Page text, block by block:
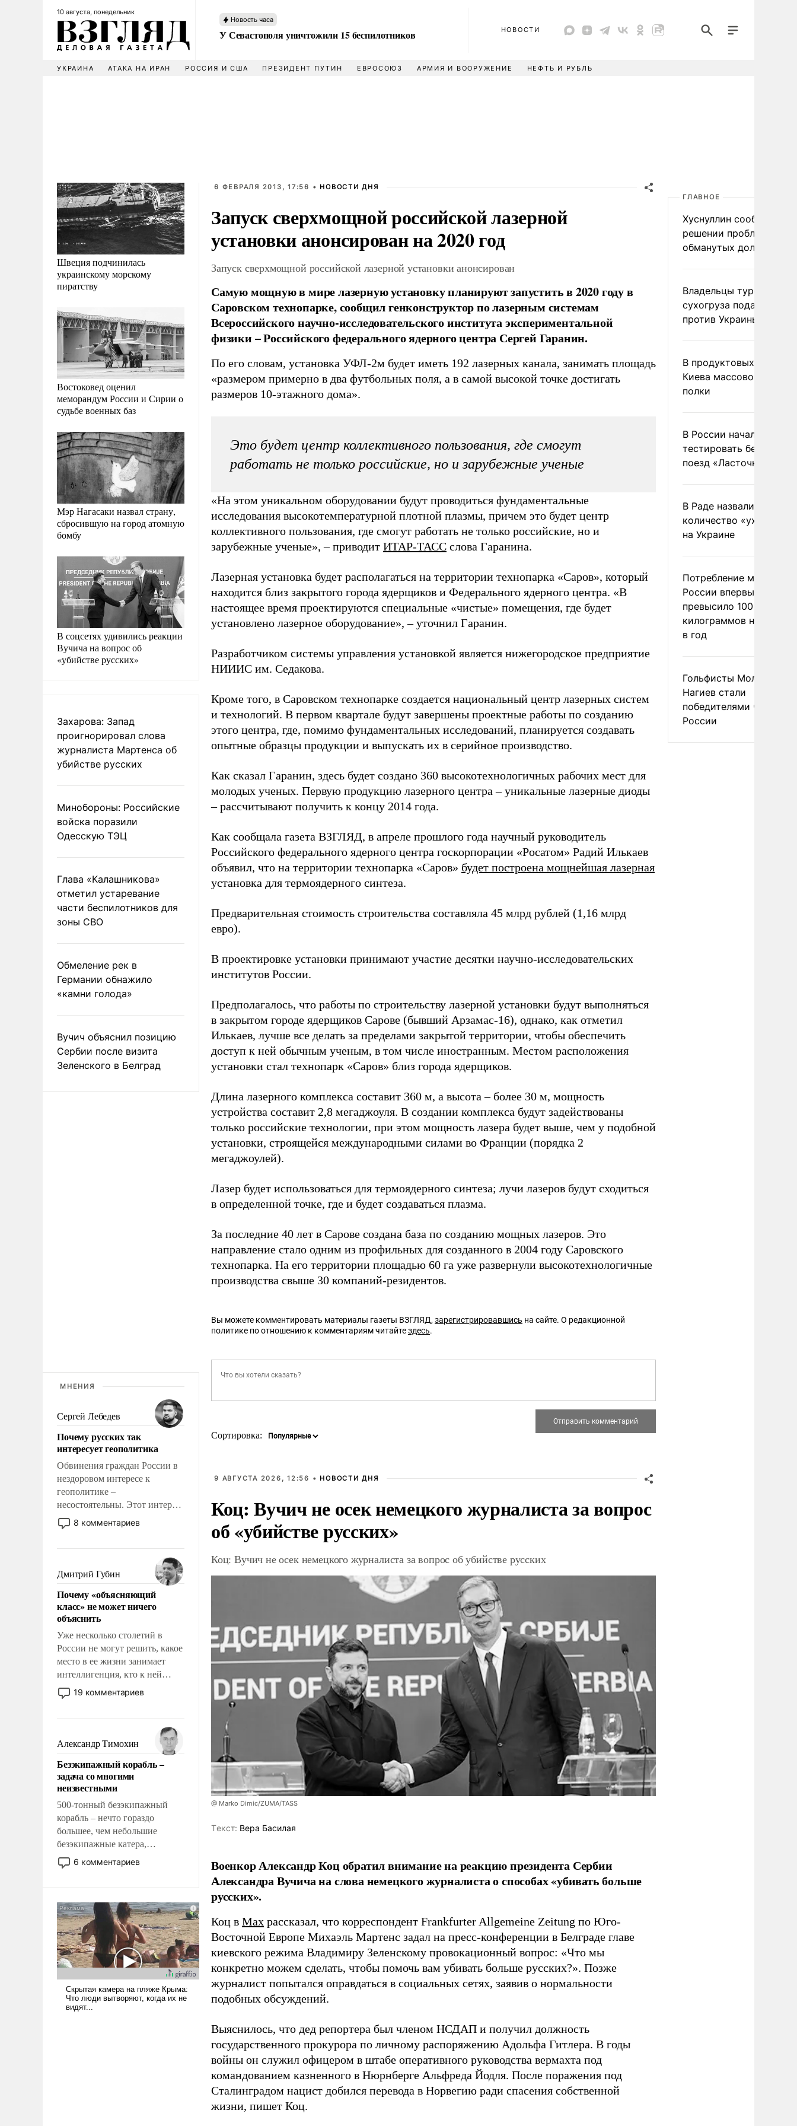
10 августа, понедельник
Новость часа
У Севастополя уничтожили 15 беспилотников НОВОСТИ
УКРАИНА АТАКА НА ИРАН РОССИЯ И США ПРЕЗИДЕНТ ПУТИН ЕВРОСОЮЗ АРМИЯ И ВООРУЖЕНИЕ НЕФТЬ И РУБЛЬ
Швеция подчинилась
украинскому морскому
пиратству
Востоковед оценил
меморандум России и Сирии о
судьбе военных баз
Мэр Нагасаки назвал страну,
сбросившую на город атомную
бомбу
В соцсетях удивились реакции
Вучича на вопрос об
«убийстве русских»
Захарова: Запад
проигнорировал слова
журналиста Мартенса об
убийстве русских
Минобороны: Российские
войска поразили
Одесскую ТЭЦ
Глава «Калашникова»
отметил устаревание
части беспилотников для
зоны СВО
Обмеление рек в
Германии обнажило
«камни голода»
Вучич объяснил позицию
Сербии после визита
Зеленского в Белград
МНЕНИЯ
Сергей Лебедев
Почему русских так
интересует геополитика
Обвинения граждан России в
нездоровом интересе к
геополитике –
несостоятельны. Этот интерес
рационален и прагматичен. Он
обусловлен тысячелетним
фундаментальным знанием,
что мировая политика имеет
свойство заявляться на порог
нашего дома.
8 комментариев
Дмитрий Губин
Почему «объясняющий
класс» не может ничего
объяснить
Уже несколько столетий в
России не могут решить, какое
место в ее жизни занимает
интеллигенция, кто к ней
принадлежит, а кого из нее
исключили с правом
чем она отличается от просто
образованных людей. Иногда
казалось, что эти вопросы
решены раз и навсегда, но –
нет, не решены.
19 комментариев
Александр Тимохин
Безэкипажный корабль –
задача со многими
неизвестными
500-тонный безэкипажный
корабль – нечто гораздо
большее, чем небольшие
безэкипажные катера,
применение которых уже
стало обыденностью. Задача по
и ее реализация радикально
поднимет наши боевые
возможности.
6 комментариев
6 ФЕВРАЛЯ 2013, 17:56 • НОВОСТИ ДНЯ
Запуск сверхмощной российской лазерной
установки анонсирован на 2020 год
Запуск сверхмощной российской лазерной установки анонсирован
Самую мощную в мире лазерную установку планируют запустить в 2020 году в
Саровском технопарке, сообщил генконструктор по лазерным системам
Всероссийского научно-исследовательского института экспериментальной
физики – Российского федерального ядерного центра Сергей Гаранин.
По его словам, установка УФЛ-2м будет иметь 192 лазерных канала, занимать площадь
«размером примерно в два футбольных поля, а в самой высокой точке достигать
размеров 10-этажного дома».
Это будет центр коллективного пользования, где смогут
работать не только российские, но и зарубежные ученые
«На этом уникальном оборудовании будут проводиться фундаментальные
исследования высокотемпературной плотной плазмы, причем это будет центр
коллективного пользования, где смогут работать не только российские, но и
зарубежные ученые», – приводит ИТАР-ТАСС слова Гаранина.
Лазерная установка будет располагаться на территории технопарка «Саров», который
находится близ закрытого города ядерщиков и Федерального ядерного центра. «В
настоящее время проектируются специальные «чистые» помещения, где будет
установлено лазерное оборудование», – уточнил Гаранин.
Разработчиком системы управления установкой является нижегородское предприятие
НИИИС им. Седакова.
Кроме того, в Саровском технопарке создается национальный центр лазерных систем
и технологий. В первом квартале будут завершены проектные работы по созданию
этого центра, где, помимо фундаментальных исследований, планируется создавать
опытные образцы продукции и выпускать их в серийное производство.
Как сказал Гаранин, здесь будет создано 360 высокотехнологичных рабочих мест для
молодых ученых. Первую продукцию лазерного центра – уникальные лазерные диоды
– рассчитывают получить к концу 2014 года.
Как сообщала газета ВЗГЛЯД, в апреле прошлого года научный руководитель
Российского федерального ядерного центра госкорпорации «Росатом» Радий Илькаев
объявил, что на территории технопарка «Саров» будет построена мощнейшая лазерная
установка для термоядерного синтеза.
Предварительная стоимость строительства составляла 45 млрд рублей (1,16 млрд
евро).
В проектировке установки принимают участие десятки научно-исследовательских
институтов России.
Предполагалось, что работы по строительству лазерной установки будут выполняться
в закрытом городе ядерщиков Сарове (бывший Арзамас-16), однако, как отметил
Илькаев, лучше все делать за пределами закрытой территории, чтобы обеспечить
доступ к ней обычным ученым, в том числе иностранным. Местом расположения
установки стал технопарк «Саров» близ города ядерщиков.
Длина лазерного комплекса составит 360 м, а высота – более 30 м, мощность
устройства составит 2,8 мегаджоуля. В создании комплекса будут задействованы
только российские технологии, при этом мощность лазера будет выше, чем у подобной
установки, строящейся международными силами во Франции (порядка 2
мегаджоулей).
Лазер будет использоваться для термоядерного синтеза; лучи лазеров будут сходиться
в определенной точке, где и будет создаваться плазма.
За последние 40 лет в Сарове создана база по созданию мощных лазеров. Это
направление стало одним из профильных для созданного в 2004 году Саровского
технопарка. На его территории площадью 60 га уже развернули высокотехнологичные
производства свыше 30 компаний-резидентов.
Вы можете комментировать материалы газеты ВЗГЛЯД, зарегистрировавшись на сайте. О редакционной
политике по отношению к комментариям читайтездесь.
Сортировка:
9 АВГУСТА 2026, 12:56 • НОВОСТИ ДНЯ
Коц: Вучич не осек немецкого журналиста за вопрос
об «убийстве русских»
Коц: Вучич не осек немецкого журналиста за вопрос об убийстве русских
@ Marko Dimic/ZUMA/TASS
Tекст: Вера Басилая
Военкор Александр Коц обратил внимание на реакцию президента Сербии
Александра Вучича на слова немецкого журналиста о способах «убивать больше
русских».
Коц в Мах рассказал, что корреспондент Frankfurter Allgemeine Zeitung по Юго-
Восточной Европе Михаэль Мартенс задал на пресс-конференции в Белграде главе
киевского режима Владимиру Зеленскому провокационный вопрос: «Что мы
конкретно можем сделать, чтобы помочь вам убивать больше русских?». Позже
журналист попытался оправдаться в социальных сетях, заявив о нормальности
подобных обсуждений.
Выяснилось, что дед репортера был членом НСДАП и получил должность
государственного прокурора по личному распоряжению Адольфа Гитлера. В годы
войны он служил офицером в штабе оперативного руководства вермахта под
командованием казненного в Нюрнберге Альфреда Йодля. После поражения под
Сталинградом нацист добился перевода в Норвегию ради спасения собственной
жизни, пишет Коц.
ГЛАВНОЕ
Хуснуллин сообщил о
решении проблемы
обманутых дольщиков
Владельцы турецкого
сухогруза подадут иск
против Украины в Гаагу
В продуктовых
Киева массово
полки
В России начали
тестировать
поезд «Ласточка»
В Раде назвали
количество
на Украине
Потребление мяса в
России впервые
превысило 100
килограммов на
в год
Гольфисты
Нагиев стали
победителями
России